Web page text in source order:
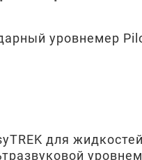
уровнемер
для